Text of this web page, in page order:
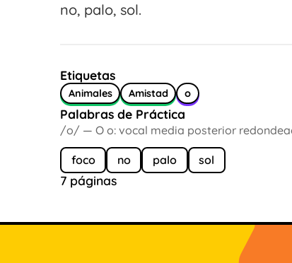
no, palo, sol.
Etiquetas
Animales Amistad o
Palabras de Práctica
/o/ — O o: vocal media posterior
foco no palo sol
7 páginas